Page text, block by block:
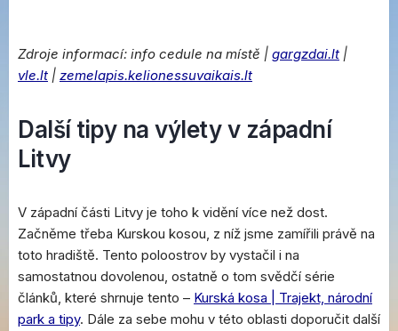
Zdroje informací: info cedule na místě | gargzdai.lt |
vle.lt | zemelapis.kelionessuvaikais.lt
Další tipy na výlety v západní
Litvy
V západní části Litvy je toho k vidění více než dost.
Začněme třeba Kurskou kosou, z níž jsme zamířili právě na
toto hradiště. Tento poloostrov by vystačil i na
samostatnou dovolenou, ostatně o tom svědčí série
článků, které shrnuje tento – Kurská kosa | Trajekt, národní
park a tipy. Dále za sebe mohu v této oblasti doporučit další